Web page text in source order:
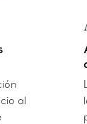
al